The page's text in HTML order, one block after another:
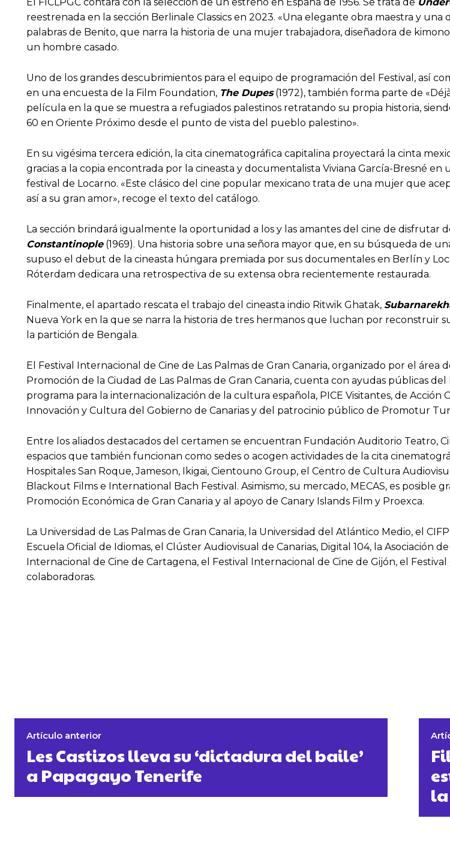
reestrenada en la sección Berlinale Classics en 2023. «Una elegante obra maestra y
palabras de Benito, que narra la historia de una mujer trabajadora, diseñadora de
un hombre casado.
Uno de los grandes descubrimientos para el equipo de programación del Festival, así
en una encuesta de la Film Foundation, The Dupes(1972), también forma parte de
película en la que se muestra a refugiados palestinos retratando su propia historia,
60 en Oriente Próximo desde el punto de vista del pueblo palestino».
En su vigésima tercera edición, la cita cinematográfica capitalina proyectará la cinta
gracias a la copia encontrada por la cineasta y documentalista Viviana García-Bresné
festival de Locarno. «Este clásico del cine popular mexicano trata de una mujer que
así a su gran amor», recoge el texto del catálogo.
La sección brindará igualmente la oportunidad a los y las amantes del cine de
Constantinople(1969). Una historia sobre una señora mayor que, en su búsqueda de
supuso el debut de la cineasta húngara premiada por sus documentales en Berlín y
Róterdam dedicara una retrospectiva de su extensa obra recientemente restaurada.
Finalmente, el apartado rescata el trabajo del cineasta indio Ritwik Ghatak,
Nueva York en la que se narra la historia de tres hermanos que luchan por reconstruir
la partición de Bengala.
El Festival Internacional de Cine de Las Palmas de Gran Canaria, organizado por el
Promoción de la Ciudad de Las Palmas de Gran Canaria, cuenta con ayudas públicas
programa para la internacionalización de la cultura española, PICE Visitantes, de Acción
Innovación y Cultura del Gobierno de Canarias y del patrocinio público de Promotur
Entre los aliados destacados del certamen se encuentran Fundación Auditorio Teatro,
espacios que también funcionan como sedes o acogen actividades de la cita
Hospitales San Roque, Jameson, Ikigai, Cientouno Group, el Centro de Cultura
Blackout Films e International Bach Festival. Asimismo, su mercado, MECAS, es posible
Promoción Económica de Gran Canaria y al apoyo de Canary Islands Film y Proexca.
La Universidad de Las Palmas de Gran Canaria, la Universidad del Atlántico Medio, el
Escuela Oficial de Idiomas, el Clúster Audiovisual de Canarias, Digital 104, la Asociación
Internacional de Cine de Cartagena, el Festival Internacional de Cine de Gijón, el
colaboradoras.
Artículo anterior
Les Castizos lleva su ‘dictadura del baile’
a Papagayo Tenerife